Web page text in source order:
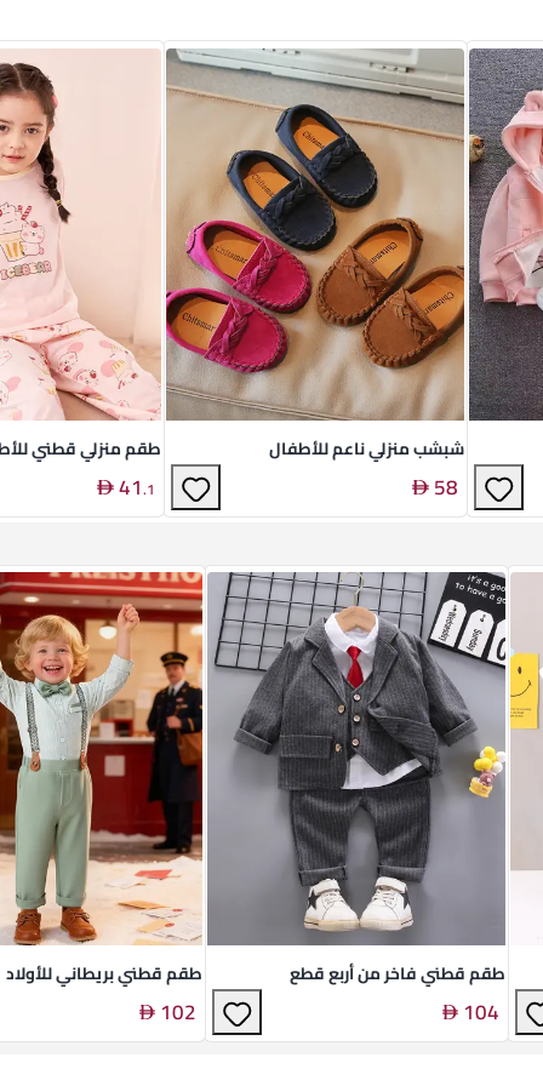
شبشب منزلي ناعم للأطفال
58
طقم منزلي قطني
41.1
طقم قطني فاخر من أربع قطع
104
طقم قطني بريطاني للأولاد
102